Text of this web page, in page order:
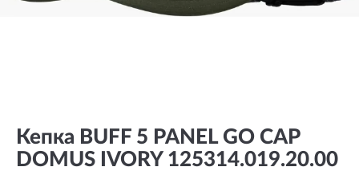
Кепка BUFF 5 PANEL GO CAP
DOMUS IVORY 125314.019.20.00